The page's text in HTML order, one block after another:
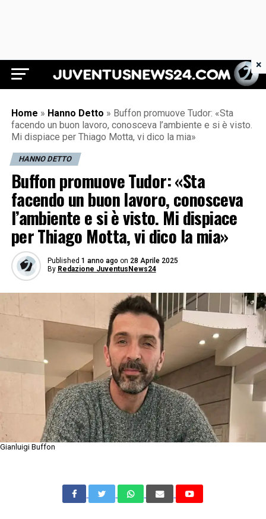
Juventus News 24
Home » Hanno Detto » Buffon promuove Tudor: «Sta
facendo un buon lavoro, conosceva l’ambiente e si è visto.
Mi dispiace per Thiago Motta, vi dico la mia»
HANNO DETTO
Buffon promuove Tudor: «Sta
facendo un buon lavoro, conosceva
l’ambiente e si è visto. Mi dispiace
per Thiago Motta, vi dico la mia»
Published 1 anno ago on 28 Aprile 2025
By Redazione JuventusNews24
Gianluigi Buffon
×